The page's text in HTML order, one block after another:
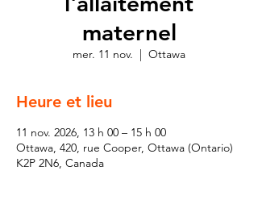
maternel
mer. 11 nov.
  |
Ottawa
Heure et lieu
11 nov. 2026, 13 h 00 – 15 h 00
Ottawa, 420, rue Cooper, Ottawa (Ontario)
K2P 2N6, Canada